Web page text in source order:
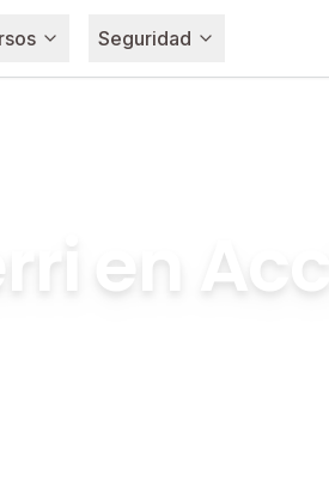
Seguridad
en